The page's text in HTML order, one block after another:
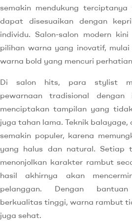
semakin mendukung
dapat disesuaikan dengan
individu. Salon-salon modern
pilihan warna yang inovatif,
warna bold yang mencuri
Di salon hits, para stylist
pewarnaan tradisional dengan
menciptakan tampilan yang
juga tahan lama. Teknik balayage,
semakin populer, karena
yang halus dan natural. Setiap
menonjolkan karakter rambut
hasil akhirnya akan
pelanggan. Dengan
berkualitas tinggi, warna rambut
juga sehat.